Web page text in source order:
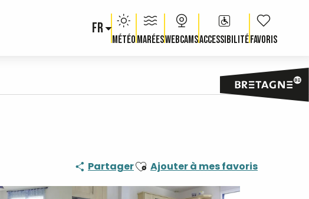
FR
MétéoMaréesWebcamsAccessibilité Voir les
PartagerAjouter aux favoris
Ajouter à mes favoris